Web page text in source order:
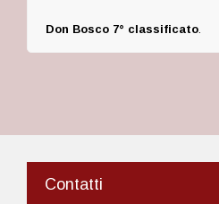
Don Bosco 7° classificato.
Contatti